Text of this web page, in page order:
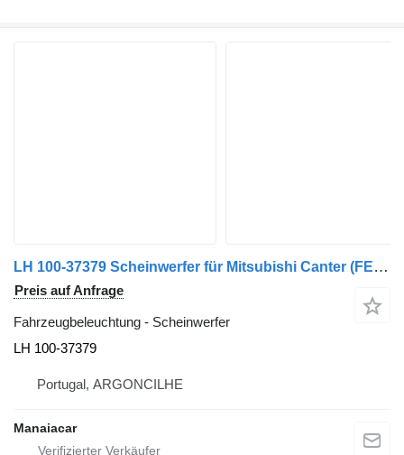
LH 100-37379 Scheinwerfer für Mitsubishi Canter (FE5, FE6) 6.Generation | 86 LKW
Preis auf Anfrage
Fahrzeugbeleuchtung - Scheinwerfer
LH 100-37379
Portugal, ARGONCILHE
Manaiacar